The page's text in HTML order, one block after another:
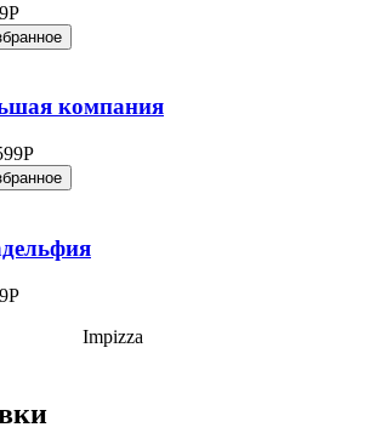
Р
компания
Р
Р